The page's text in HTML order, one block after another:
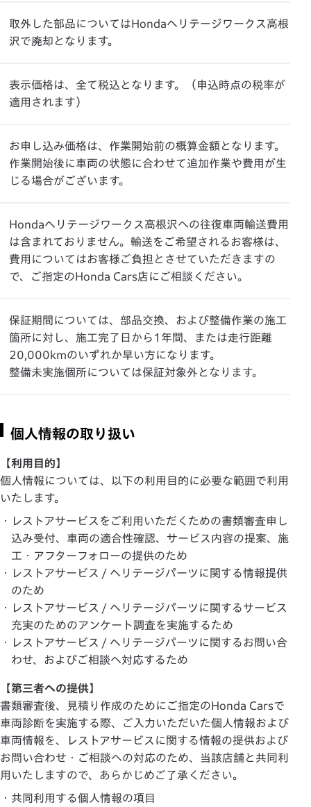
取外した部品についてはHondaヘリテージワークス高根
沢で廃却となります。
表示価格は、全て税込となります。（申込時点の税率が
適用されます）
お申し込み価格は、作業開始前の概算金額となります。
作業開始後に車両の状態に合わせて追加作業や費用が生
じる場合がございます。
Hondaヘリテージワークス高根沢への往復車両輸送費用
は含まれておりません。輸送をご希望されるお客様は、
費用についてはお客様ご負担とさせていただきますの
で、ご指定のHonda Cars店にご相談ください。
保証期間については、部品交換、および整備作業の施工
箇所に対し、施工完了日から1年間、または走行距離
20,000kmのいずれか早い方になります。
整備未実施個所については保証対象外となります。
個人情報の取り扱い
【利用目的】
個人情報については、以下の利用目的に必要な範囲で利用
いたします。
・レストアサービスをご利用いただくための書類審査申し
込み受付、車両の適合性確認、サービス内容の提案、施
工・アフターフォローの提供のため
・レストアサービス / ヘリテージパーツに関する情報提供
のため
・レストアサービス / ヘリテージパーツに関するサービス
充実のためのアンケート調査を実施するため
・レストアサービス / ヘリテージパーツに関するお問い合
わせ、およびご相談へ対応するため
【第三者への提供】
書類審査後、見積り作成のためにご指定のHonda Carsで
車両診断を実施する際、ご入力いただいた個人情報および
車両情報を、レストアサービスに関する情報の提供および
お問い合わせ・ご相談への対応のため、当該店舗と共同利
用いたしますので、あらかじめご了承ください。
・共同利用する個人情報の項目